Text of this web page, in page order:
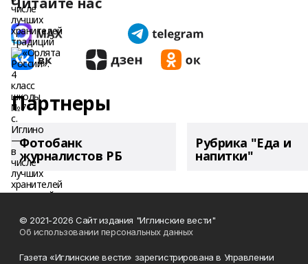
Партнеры
Фотобанк
журналистов РБ
Рубрика "Еда и
напитки"
© 2021-2026 Сайт издания "Иглинские вести"
Об использовании персональных данных
Газета «Иглинские вести» зарегистрирована в Управлении